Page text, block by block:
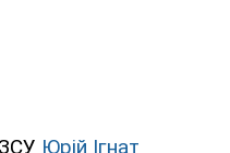
Юрій Ігнат